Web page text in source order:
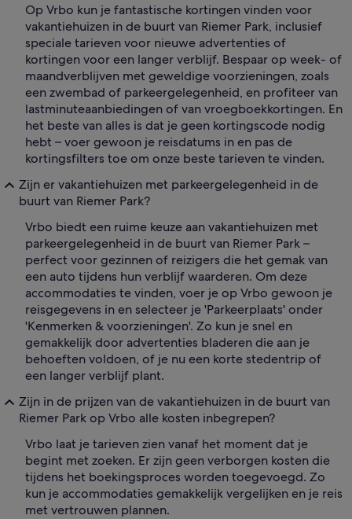
Op Vrbo kun je fantastische kortingen vinden voor
vakantiehuizen in de buurt van Riemer Park, inclusief
speciale tarieven voor nieuwe advertenties of
kortingen voor een langer verblijf. Bespaar op week- of
maandverblijven met geweldige voorzieningen, zoals
een zwembad of parkeergelegenheid, en profiteer van
lastminuteaanbiedingen of van vroegboekkortingen. En
het beste van alles is dat je geen kortingscode nodig
hebt – voer gewoon je reisdatums in en pas de
kortingsfilters toe om onze beste tarieven te vinden.
Zijn er vakantiehuizen met parkeergelegenheid in de
buurt van Riemer Park?
Vrbo biedt een ruime keuze aan vakantiehuizen met
parkeergelegenheid in de buurt van Riemer Park –
perfect voor gezinnen of reizigers die het gemak van
een auto tijdens hun verblijf waarderen. Om deze
accommodaties te vinden, voer je op Vrbo gewoon je
reisgegevens in en selecteer je 'Parkeerplaats' onder
'Kenmerken & voorzieningen'. Zo kun je snel en
gemakkelijk door advertenties bladeren die aan je
behoeften voldoen, of je nu een korte stedentrip of
een langer verblijf plant.
Zijn in de prijzen van de vakantiehuizen in de buurt van
Riemer Park op Vrbo alle kosten inbegrepen?
Vrbo laat je tarieven zien vanaf het moment dat je
begint met zoeken. Er zijn geen verborgen kosten die
tijdens het boekingsproces worden toegevoegd. Zo
kun je accommodaties gemakkelijk vergelijken en je reis
met vertrouwen plannen.